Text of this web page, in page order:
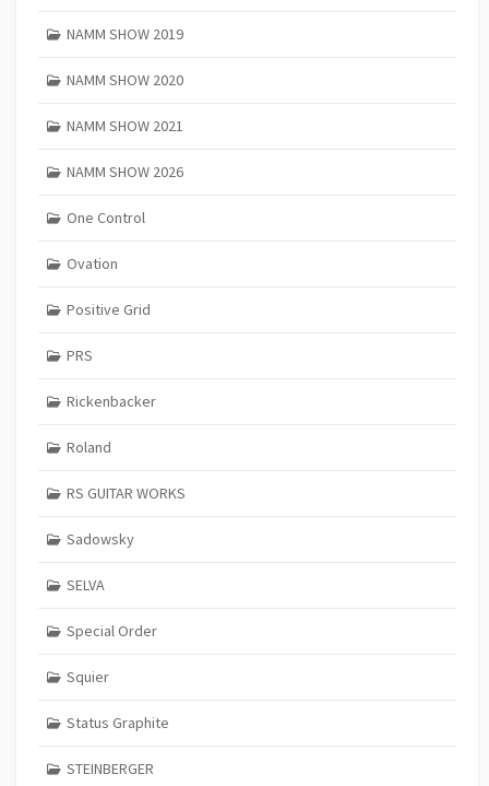
NAMM SHOW 2019
NAMM SHOW 2020
NAMM SHOW 2021
NAMM SHOW 2026
One Control
Ovation
Positive Grid
PRS
Rickenbacker
Roland
RS GUITAR WORKS
Sadowsky
SELVA
Special Order
Squier
Status Graphite
STEINBERGER